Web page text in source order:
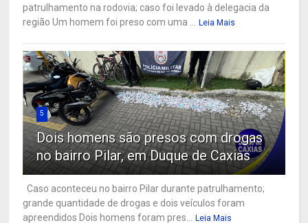
patrulhamento na rodovia; caso foi levado à delegacia da
região Um homem foi preso com uma ...
Leia Mais
5
Dois homens são presos com drogas
no bairro Pilar, em Duque de Caxias
Caso aconteceu no bairro Pilar durante patrulhamento;
grande quantidade de drogas e dois veículos foram
apreendidos Dois homens foram pres...
Leia Mais